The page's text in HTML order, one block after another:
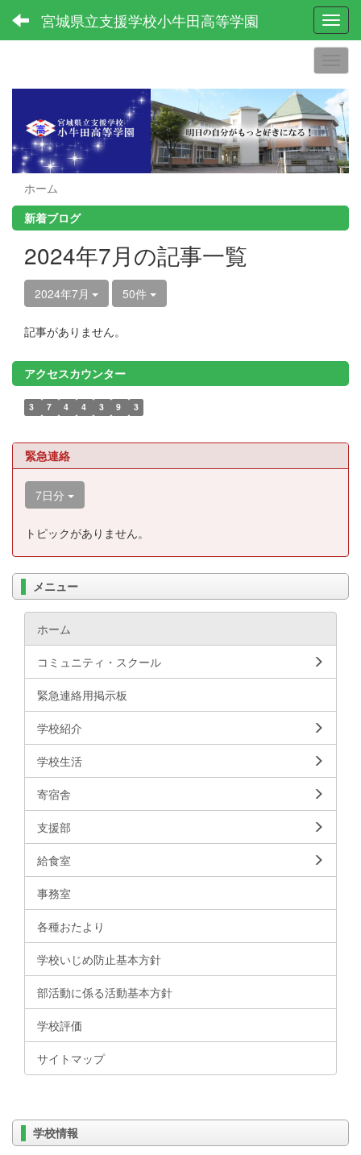
宮城県立支援学校小牛田高等学園
ホーム
新着ブログ
2024年7月の記事一覧
2024年7月 50件
記事がありません。
アクセスカウンター
3 7 4 4 3 9 3
緊急連絡
7日分
トピックがありません。
メニュー
ホーム
コミュニティ・スクール
緊急連絡用掲示板
学校紹介
学校生活
寄宿舎
支援部
給食室
事務室
各種おたより
学校いじめ防止基本方針
部活動に係る活動基本方針
学校評価
サイトマップ
学校情報